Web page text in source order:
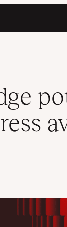
actions groupées